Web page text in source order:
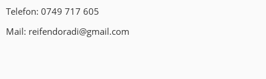
Telefon: 0749 717 605
Mail: reifendoradi@gmail.com